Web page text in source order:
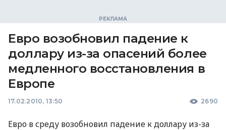
Евро возобновил падение к
доллару из-за опасений более
медленного восстановления в
Европе
17.02.2010, 13:50 2690
Евро в среду возобновил падение к доллару из-за